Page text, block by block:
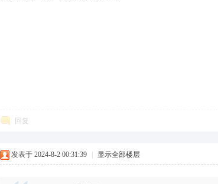
回复
发表于 2024-8-2 00:31:39 显示全部楼层